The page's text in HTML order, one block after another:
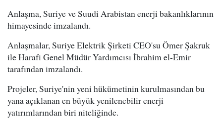
Anlaşma, Suriye ve Suudi Arabistan enerji bakanlıklarının
himayesinde imzalandı.
Anlaşmalar, Suriye Elektrik Şirketi CEO'su Ömer Şakruk
ile Harafi Genel Müdür Yardımcısı İbrahim el-Emir
tarafından imzalandı.
Projeler, Suriye'nin yeni hükümetinin kurulmasından bu
yana açıklanan en büyük yenilenebilir enerji
yatırımlarından biri niteliğinde.